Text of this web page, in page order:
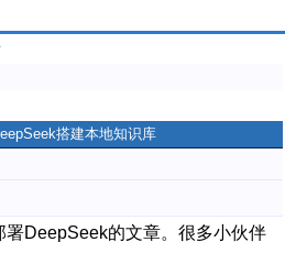
搭建本地知识库
DeepSeek的文章。很多小伙伴